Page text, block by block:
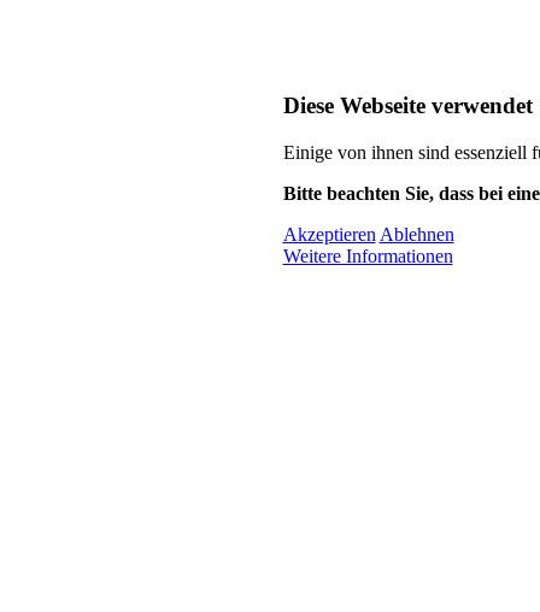
Diese Webseite
Einige von ihnen sind essenziell
Bitte beachten Sie, dass bei
Akzeptieren Ablehnen
Weitere Informationen